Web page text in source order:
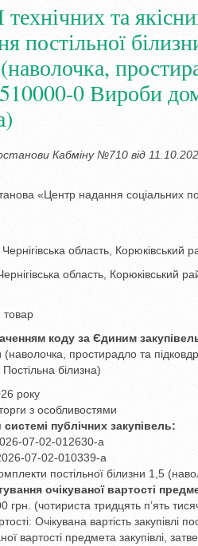
та
постільної
0 Вироби
Кабміну №710 від
«Центр надання соціальних
область, Корюківський
область, Корюківський
товар
коду за Єдиним
(наволочка, простирадло та
білизна)
року
торги з особливостями
публічних закупівель:
07-02-012630-a
07-02-010339-a
постільної білизни 1,5
очікуваної вартості
грн. (чотириста тридцять п’ять
Очікувана вартість закупівлі
вартості предмета закупівлі,